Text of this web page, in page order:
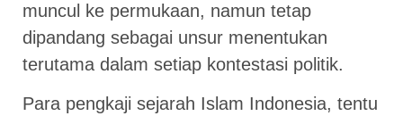
muncul ke permukaan, namun tetap
dipandang sebagai unsur menentukan
terutama dalam setiap kontestasi politik.
Para pengkaji sejarah Islam Indonesia, tentu